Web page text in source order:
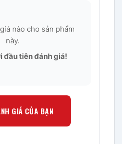
nào cho sản phẩm
này.
đầu tiên đánh giá!
GIÁ CỦA BẠN